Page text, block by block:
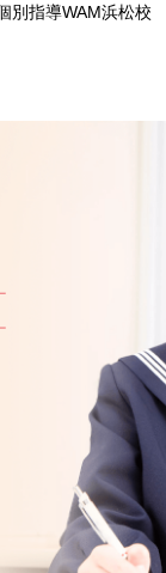
別指導WAM浜松校